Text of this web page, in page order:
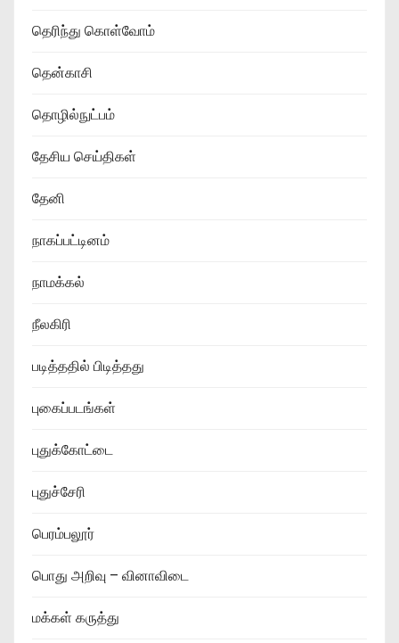
தெரிந்து கொள்வோம்
தென்காசி
தொழில்நுட்பம்
தேசிய செய்திகள்
தேனி
நாகப்பட்டினம்
நாமக்கல்
நீலகிரி
படித்ததில் பிடித்தது
புகைப்படங்கள்
புதுக்கோட்டை
புதுச்சேரி
பெரம்பலூர்
பொது அறிவு – வினாவிடை
மக்கள் கருத்து